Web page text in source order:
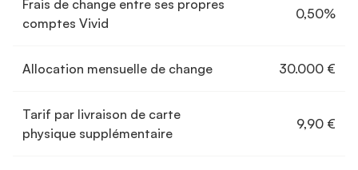
Frais de change entre ses propres
comptes Vivid
0,50%
Allocation mensuelle de change 30.000 €
Tarif par livraison de carte
physique supplémentaire
9,90 €